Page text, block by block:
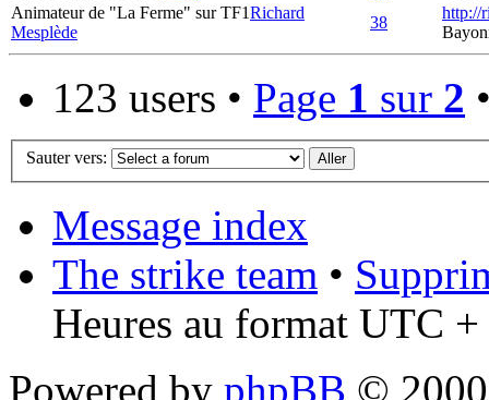
Animateur de "La Ferme" sur TF1Richard
Mesplède
38
http://
123 users • Page 1 sur 2
Sauter vers:
Message index
The strike team •
Heures au format UTC
Powered by phpBB ©